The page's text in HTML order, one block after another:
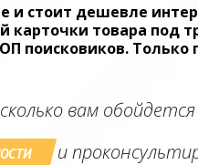
и стоит дешевле
товара под
поисковиков. Только
вам
и